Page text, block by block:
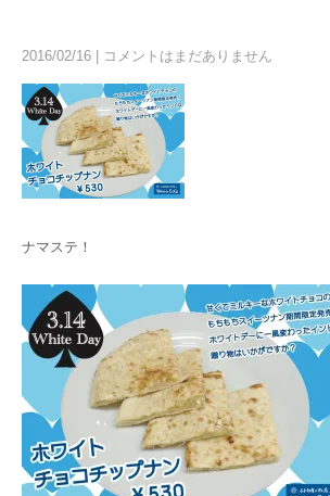
2016/02/16 コメントはまだありません
ナマステ！